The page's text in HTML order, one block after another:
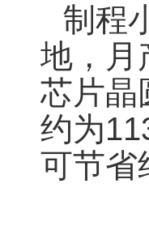
制程
地，月
芯片晶
约为
可节省